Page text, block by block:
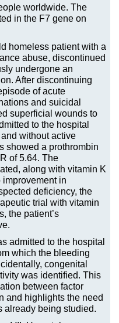
worldwide. The
in the F7 gene on
homeless patient with a
abuse, discontinued
undergone an
After discontinuing
of acute
and suicidal
superficial wounds to
to the hospital
without active
showed a prothrombin
of 5.64. The
along with vitamin K
improvement in
deficiency, the
trial with vitamin
the patient’s
admitted to the hospital
which the bleeding
congenital
was identified. This
between factor
and highlights the need
already being studied.